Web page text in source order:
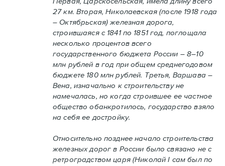
27 км. Вторая, Николаевская (после 1918 года
– Октябрьская) железная дорога,
строившаяся с 1841 по 1851 год, поглощала
несколько процентов всего
государственного бюджета России – 8–10
млн рублей в год при общем среднегодовом
бюджете 180 млн рублей. Третья, Варшава –
Вена, изначально к строительству не
намечалась, но когда строившее ее частное
общество обанкротилось, государство взяло
на себя ее достройку.
Относительно позднее начало строительства
железных дорог в России было связано не с
ретроградством царя (Николай I сам был по